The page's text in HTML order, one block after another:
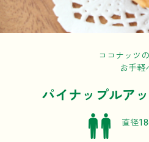
ココナッツ
お手軽
パイナップルア
直径